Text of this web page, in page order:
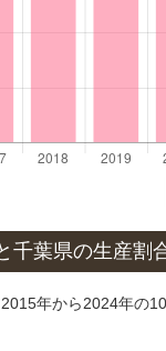
千葉県の生産割
年から2024年の